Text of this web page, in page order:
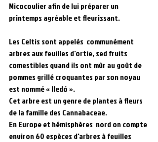
Micocoulier afin de lui préparer un
printemps agréable et fleurissant.
Les Celtis sont appelés  communément
arbres aux feuilles d'ortie, sed fruits
comestibles quand ils ont mûr au goût de
pommes grillé croquantes par son noyau
est nommé « lledó ».
Cet arbre est un genre de plantes à fleurs
de la famille des Cannabaceae.
En Europe et hémisphères  nord on compte
environ 60 espèces d'arbres à feuilles